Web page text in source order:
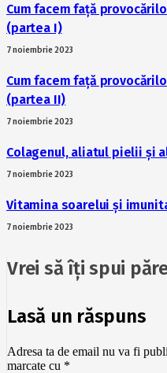
Cum facem față
(partea I)
7 noiembrie 2023
Cum facem față
(partea II)
7 noiembrie 2023
Colagenul, aliatul pielii și
7 noiembrie 2023
Vitamina soarelui și
7 noiembrie 2023
Vrei să îți spui
Lasă un răspuns
Adresa ta de email nu va fi
marcate cu *